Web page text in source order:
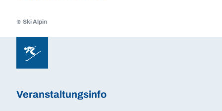
Ski Alpin
Alpin
Veranstaltungsinfo